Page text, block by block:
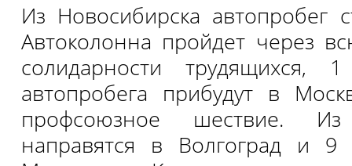
Из Новосибирска автопробег
Автоколонна пройдет через
солидарности трудящихся,
автопробега прибудут в
профсоюзное шествие.
направятся в Волгоград и 9